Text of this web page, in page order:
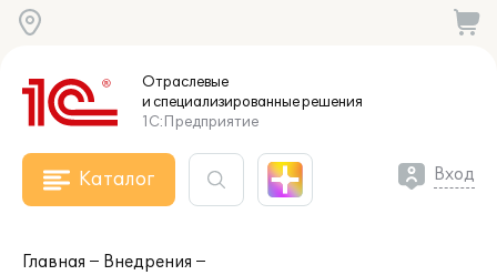
Отраслевые
и специализированныерешения
1С:Предприятие
Каталог Вход
Главная
Внедрения